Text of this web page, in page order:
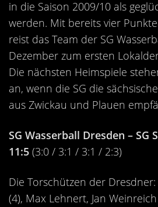
in die Saison 2009/10 als
werden. Mit bereits vier
reist das Team der SG
Dezember zum ersten
Die nächsten Heimspiele
an, wenn die SG die
aus Zwickau und Plauen
SG Wasserball Dresden – SG
11:5 (3:0 / 3:1 / 3:1 / 2:3)
Die Torschützen der
(4), Max Lehnert, Jan